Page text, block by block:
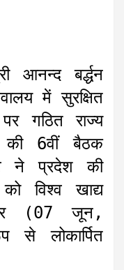
l
r
a
आनन्द बर्द्धन
में सुरक्षित
गठित राज्य
की 6वीं बैठक
ने प्रदेश की
विश्व खाद्य
(07 जून,
से लोकार्पित